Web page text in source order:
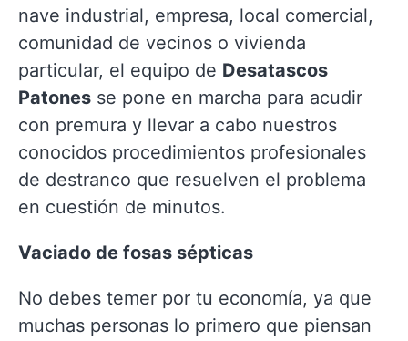
nave industrial, empresa, local comercial,
comunidad de vecinos o vivienda
particular, el equipo de Desatascos
Patones se pone en marcha para acudir
con premura y llevar a cabo nuestros
conocidos procedimientos profesionales
de destranco que resuelven el problema
en cuestión de minutos.
Vaciado de fosas sépticas
No debes temer por tu economía, ya que
muchas personas lo primero que piensan